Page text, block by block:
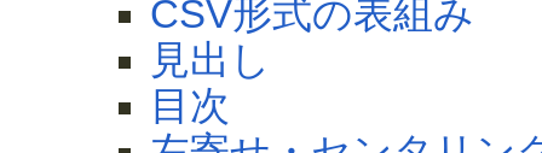
CSV形式の表組み
見出し
目次